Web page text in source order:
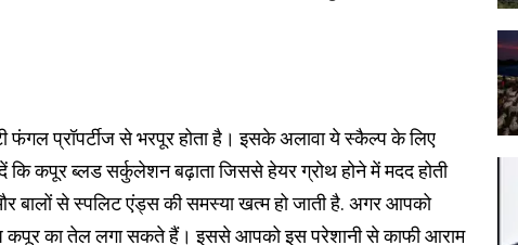
फंगल प्रॉपर्टीज से भरपूर होता है। इसके अलावा ये स्कैल्प के लिए
कि कपूर ब्लड सर्कुलेशन बढ़ाता जिससे हेयर ग्रोथ होने में मदद होती
से स्पलिट एंड्स की समस्या खत्म हो जाती है. अगर आपको
कपूर का तेल लगा सकते हैं। इससे आपको इस परेशानी से काफी आराम